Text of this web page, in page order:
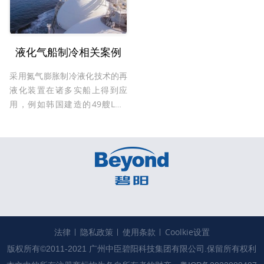
液化气船制冷相关案例
采用氮气膨胀制冷液化技术的再
液化装置在诸多实船上得到应
用，例如韩国建造的49艘LNG
气膨胀制冷液化技术的再液化装
置，运行记录显示良好，获得船
法律 隐私政策 使用条款 Coolkie设置
版权所有©2011-2021 广州中臣碧阳科技集团有限公司.保留所有权利